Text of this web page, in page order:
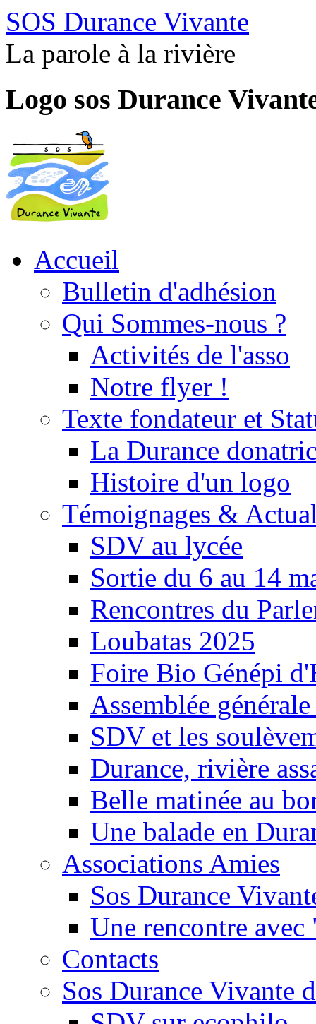
SOS Durance Vivante
La parole à la rivière
Logo sos Durance
Accueil
Bulletin d'adhésion
Qui Sommes-nous ?
Activités de l'asso
Notre flyer !
Texte fondateur et
La Durance
Histoire d'un logo
Témoignages &
SDV au lycée
Sortie du 6 au 14
Rencontres du
Loubatas 2025
Foire Bio Génépi
Assemblée
SDV et les
Durance, rivière
Belle matinée au
Une balade en
Associations Amies
Sos Durance
Une rencontre
Contacts
Sos Durance Vivante